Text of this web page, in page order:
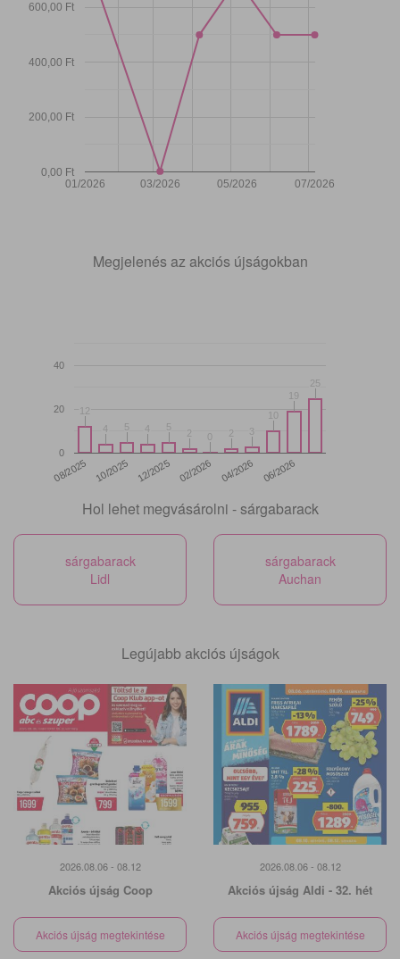
01/2026 03/2026 05/2026 07/2026
0,00 Ft
200,00 Ft
400,00 Ft
600,00 Ft
Megjelenés az akciós újságokban
08/2025 10/2025 12/2025 02/2026 04/2026 06/2026
0
20
40
12
12
44 55 44 55
22 00 22 33
10
10
19
19
25
25
Hol lehet megvásárolni - sárgabarack
sárgabarack
Lidl
sárgabarack
Auchan
Legújabb akciós újságok
2026.08.06 - 08.12
Akciós újság Coop
Akciós újság megtekintése
2026.08.06 - 08.12
Akciós újság Aldi - 32. hét
Akciós újság megtekintése